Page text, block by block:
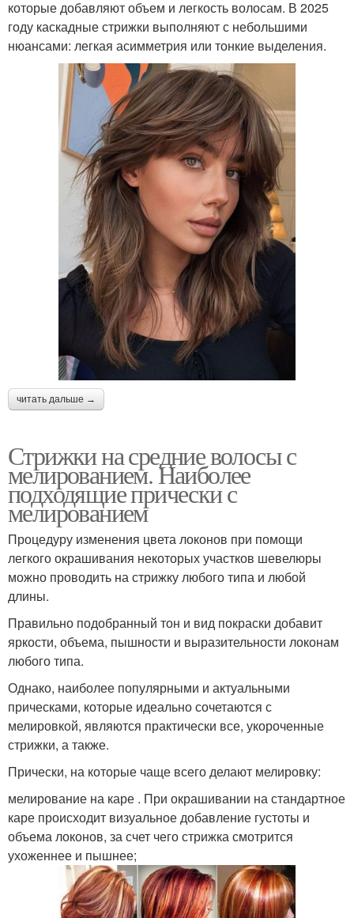
которые добавляют объем и легкость волосам. В 2025
году каскадные стрижки выполняют с небольшими
нюансами: легкая асимметрия или тонкие выделения.
читать дальше →
Стрижки на средние волосы с
мелированием. Наиболее
подходящие прически с
мелированием
Процедуру изменения цвета локонов при помощи
легкого окрашивания некоторых участков шевелюры
можно проводить на стрижку любого типа и любой
длины.
Правильно подобранный тон и вид покраски добавит
яркости, объема, пышности и выразительности локонам
любого типа.
Однако, наиболее популярными и актуальными
прическами, которые идеально сочетаются с
мелировкой, являются практически все, укороченные
стрижки, а также.
Прически, на которые чаще всего делают мелировку:
мелирование на каре . При окрашивании на стандартное
каре происходит визуальное добавление густоты и
объема локонов, за счет чего стрижка смотрится
ухоженнее и пышнее;